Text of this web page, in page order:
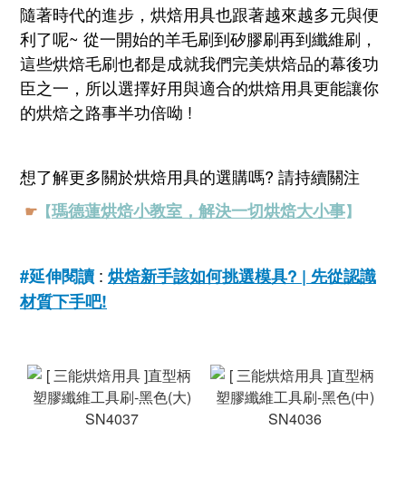
隨著時代的進步，烘焙用具也跟著越來越多元與便
利了呢~ 從一開始的羊毛刷到矽膠刷再到纖維刷，
這些烘焙毛刷也都是成就我們完美烘焙品的幕後功
臣之一，所以選擇好用與適合的烘焙用具更能讓你
的烘焙之路事半功倍呦 !
想了解更多關於烘焙用具的選購嗎? 請持續關注
☛ 【瑪德蓮烘焙小教室，解決一切烘焙大小事】
#延伸閱讀: 烘焙新手該如何挑選模具? | 先從認識
材質下手吧!